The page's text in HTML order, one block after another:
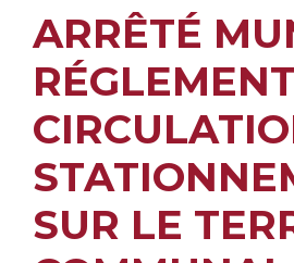
ARRÊTÉ
SUR LE